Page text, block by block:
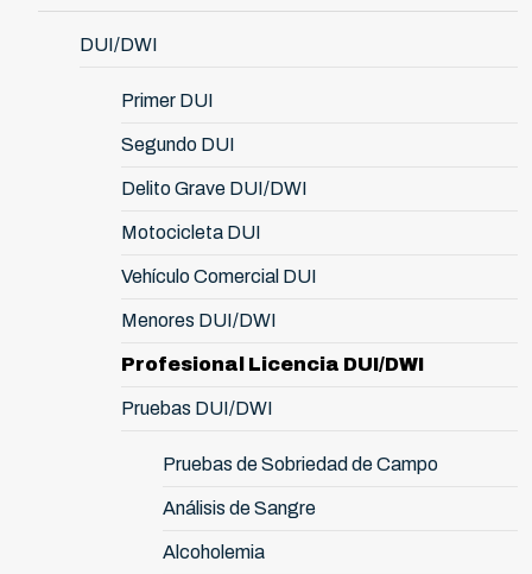
DUI/DWI
Primer DUI
Segundo DUI
Delito Grave DUI/DWI
Motocicleta DUI
Vehículo Comercial DUI
Menores DUI/DWI
Profesional Licencia DUI/DWI
Pruebas DUI/DWI
Pruebas de Sobriedad de Campo
Análisis de Sangre
Alcoholemia